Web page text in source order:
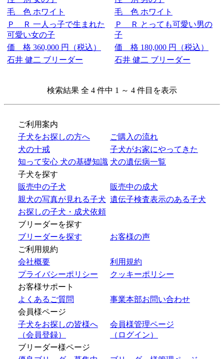
毛 色 ホワイト
Ｐ Ｒ 一人っ子で生まれた
可愛い女の子
価 格 360,000 円（税込）
石井 健二 ブリーダー
毛 色 ホワイト
Ｐ Ｒ とっても可愛い男の
子
価 格 180,000 円（税込）
石井 健二 ブリーダー
検索結果 全 4 件中 1 ～ 4 件目を表示
ご利用案内
子犬をお探しの方へ
ご購入の流れ
犬の十戒
子犬がお家にやってきた
知って安心 犬の基礎知識 犬の遺伝病一覧
子犬を探す
販売中の子犬
販売中の成犬
親犬の写真が見れる子犬 遺伝子検査表示のある子犬
お探しの子犬・成犬依頼
ブリーダーを探す
ブリーダーを探す
お客様の声
ご利用規約
会社概要
利用規約
プライバシーポリシー
クッキーポリシー
お客様サポート
よくあるご質問
事業本部お問い合わせ
会員様ページ
子犬をお探しの皆様へ
（会員登録）
会員様管理ページ
（ログイン）
ブリーダー様ページ